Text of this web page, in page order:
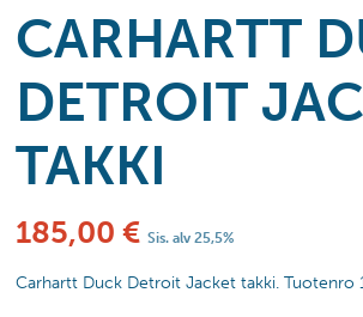
CARHARTT
DETROIT
TAKKI
185,00 € Sis. alv 25,5%
Carhartt Duck Detroit Jacket takki. Tuotenro